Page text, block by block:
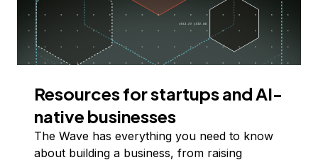
Resources for startups and AI-
native businesses
The Wave has everything you need to know
about building a business, from raising